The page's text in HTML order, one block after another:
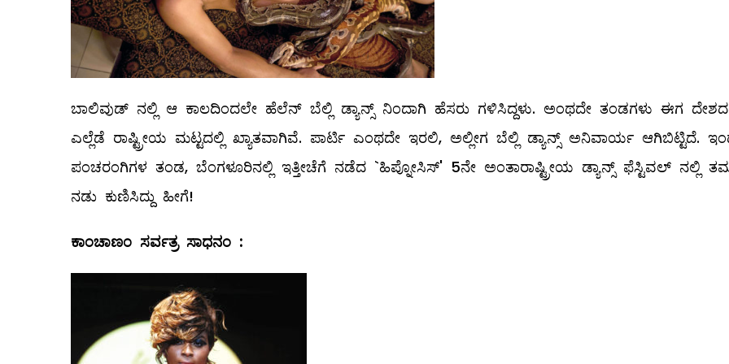
ಬಾಲಿವುಡ್‌ ನಲ್ಲಿ ಆ ಕಾಲದಿಂದಲೇ ಹೆಲೆನ್‌ ಬೆಲ್ಲಿ ಡ್ಯಾನ್ಸ್ ನಿಂದಾಗಿ ಹೆಸರು ಗಳಿಸಿದ್ದಳು. ಅಂಥದೇ ತಂಡಗಳು ಈಗ
ಎಲ್ಲೆಡೆ ರಾಷ್ಟ್ರೀಯ ಮಟ್ಟದಲ್ಲಿ ಖ್ಯಾತವಾಗಿವೆ. ಪಾರ್ಟಿ ಎಂಥದೇ ಇರಲಿ, ಅಲ್ಲೀಗ ಬೆಲ್ಲಿ ಡ್ಯಾನ್ಸ್ ಅನಿವಾರ್ಯ ಆಗಿಬಿಟ್ಟಿದೆ.
ಪಂಚರಂಗಿಗಳ ತಂಡ, ಬೆಂಗಳೂರಿನಲ್ಲಿ ಇತ್ತೀಚೆಗೆ ನಡೆದ `ಹಿಪ್ನೋಸಿಸ್‌' 5ನೇ ಅಂತಾರಾಷ್ಟ್ರೀಯ ಡ್ಯಾನ್ಸ್ ಫೆಸ್ಟಿವಲ್ ‌ನಲ್ಲಿ
ನಡು ಕುಣಿಸಿದ್ದು ಹೀಗೆ!
ಕಾಂಚಾಣಂ ಸರ್ವತ್ರ ಸಾಧನಂ :